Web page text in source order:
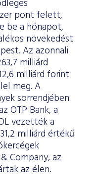
pont felett,
be a hónapot,
növekedést
Az azonnali
milliárd
milliárd forint
meg. A
sorrendjében
OTP Bank, a
vezették a
milliárd értékű
Company, az
az élen.